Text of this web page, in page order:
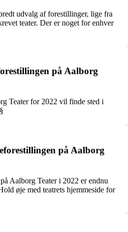
udvalg af forestillinger, lige fra
teater. Der er noget for enhver
på Aalborg
Teater for 2022 vil finde sted i
på Aalborg
Aalborg Teater i 2022 er endnu
øje med teatrets hjemmeside for